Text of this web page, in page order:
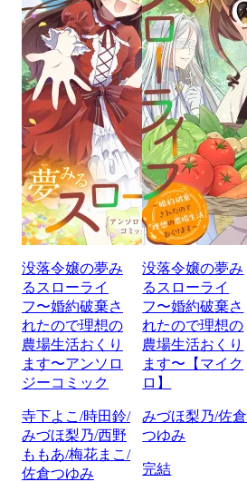
没落令嬢の夢み
るスローライ
フ〜婚約破棄さ
れたので理想の
農場生活おくり
ます〜アンソロ
ジーコミック
寺下よこ/時田鈴/
みづほ梨乃/西野
ももあ/梅花まこ/
佐倉つゆみ
没落令嬢の夢み
るスローライ
フ〜婚約破棄さ
れたので理想の
農場生活おくり
ます〜【マイク
ロ】
みづほ梨乃/佐倉
つゆみ
完結